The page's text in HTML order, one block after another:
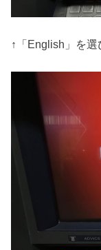
↑「English」を選